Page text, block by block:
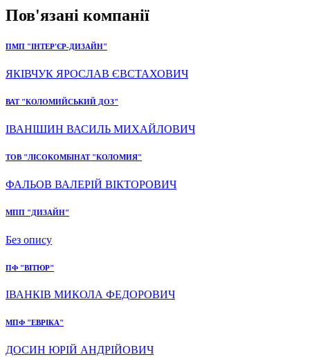
Пов'язані компанії
ПМП "ІНТЕР'ЄР-ДИЗАЙН"
ЯКІВЧУК ЯРОСЛАВ ЄВСТАХОВИЧ
ВАТ "КОЛОМИЙСЬКИЙ ДОЗ"
ІВАНІШИН ВАСИЛЬ МИХАЙЛОВИЧ
ТОВ "ЛІСОКОМБІНАТ "КОЛОМИЯ"
ФАЛЬОВ ВАЛЕРІЙ ВІКТОРОВИЧ
МПП "ДИЗАЙН"
Без опису
ПФ "ВІТЮР"
ІВАНКІВ МИКОЛА ФЕДОРОВИЧ
МПФ "ЕВРІКА"
ДОСИН ЮРІЙ АНДРІЙОВИЧ